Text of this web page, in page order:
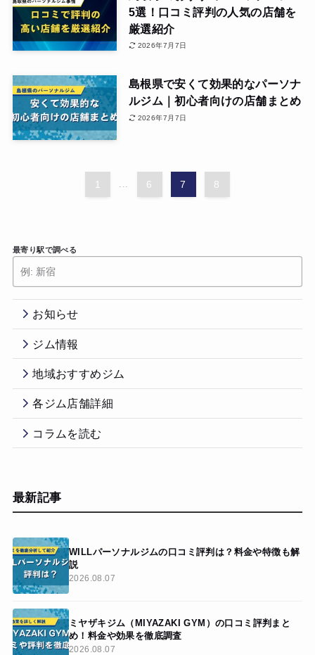
5選！口コミ評判の人気の店舗を
厳選紹介
2026年7月7日
島根県で安くて効果的なパーソナ
ルジム｜初心者向けの店舗まとめ
2026年7月7日
1 6 7 8
最寄り駅で調べる
お知らせ
ジム情報
地域おすすめジム
各ジム店舗詳細
コラムを読む
最新記事
WILLパーソナルジムの口コミ評判は？料金や特徴も解
説
2026.08.07
ミヤザキジム（MIYAZAKI GYM）の口コミ評判まと
め！料金や効果を徹底調査
2026.08.07